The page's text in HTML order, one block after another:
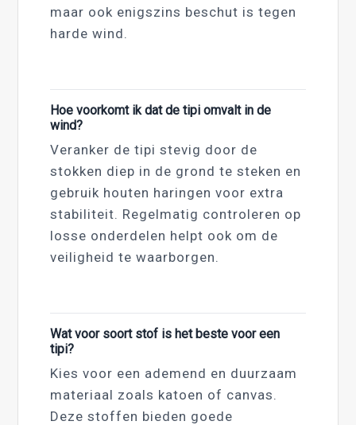
maar ook enigszins beschut is tegen
harde wind.
Hoe voorkomt ik dat de tipi omvalt in de
wind?
Veranker de tipi stevig door de
stokken diep in de grond te steken en
gebruik houten haringen voor extra
stabiliteit. Regelmatig controleren op
losse onderdelen helpt ook om de
veiligheid te waarborgen.
Wat voor soort stof is het beste voor een
tipi?
Kies voor een ademend en duurzaam
materiaal zoals katoen of canvas.
Deze stoffen bieden goede